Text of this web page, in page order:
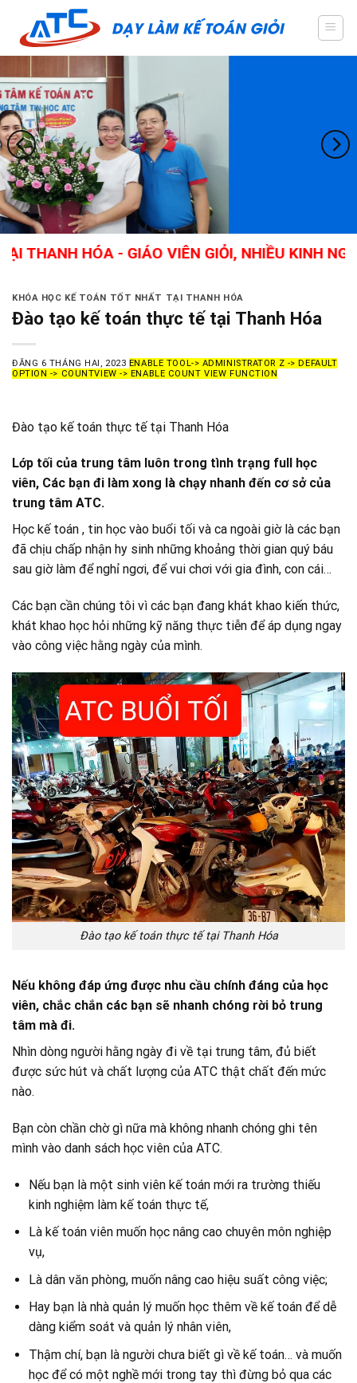
content
HÓA - GIÁO VIÊN GIỎI, NHIỀU KINH
KHÓA HỌC KẾ TOÁN TỐT NHẤT TẠI THANH HÓA
Đào tạo kế toán thực tế tại Thanh Hóa
ĐĂNG 6 THÁNG HAI, 2023 ENABLE TOOL-> ADMINISTRATOR Z -> DEFAULT
OPTION -> COUNTVIEW -> ENABLE COUNT VIEW FUNCTION
Đào tạo kế toán thực tế tại Thanh Hóa
Lớp tối của trung tâm luôn trong tình trạng full học
viên, Các bạn đi làm xong là chạy nhanh đến cơ sở của
trung tâm ATC.
Học kế toán , tin học vào buổi tối và ca ngoài giờ là các bạn
đã chịu chấp nhận hy sinh những khoảng thời gian quý báu
sau giờ làm để nghỉ ngơi, để vui chơi với gia đình, con cái…
Các bạn cần chúng tôi vì các bạn đang khát khao kiến thức,
khát khao học hỏi những kỹ năng thực tiễn để áp dụng ngay
vào công việc hằng ngày của mình.
Đào tạo kế toán thực tế tại Thanh Hóa
Nếu không đáp ứng được nhu cầu chính đáng của học
viên, chắc chắn các bạn sẽ nhanh chóng rời bỏ trung
tâm mà đi.
Nhìn dòng người hằng ngày đi về tại trung tâm, đủ biết
được sức hút và chất lượng của ATC thật chất đến mức
nào.
Bạn còn chần chờ gì nữa mà không nhanh chóng ghi tên
mình vào danh sách học viên của ATC.
Nếu bạn là một sinh viên kế toán mới ra trường thiếu
kinh nghiệm làm kế toán thực tế,
Là kế toán viên muốn học nâng cao chuyên môn nghiệp
vụ,
Là dân văn phòng, muốn nâng cao hiệu suất công việc;
Hay bạn là nhà quản lý muốn học thêm về kế toán để dễ
dàng kiểm soát và quản lý nhân viên,
Thậm chí, bạn là người chưa biết gì về kế toán… và muốn
học để có một nghề mới trong tay thì đừng bỏ qua các